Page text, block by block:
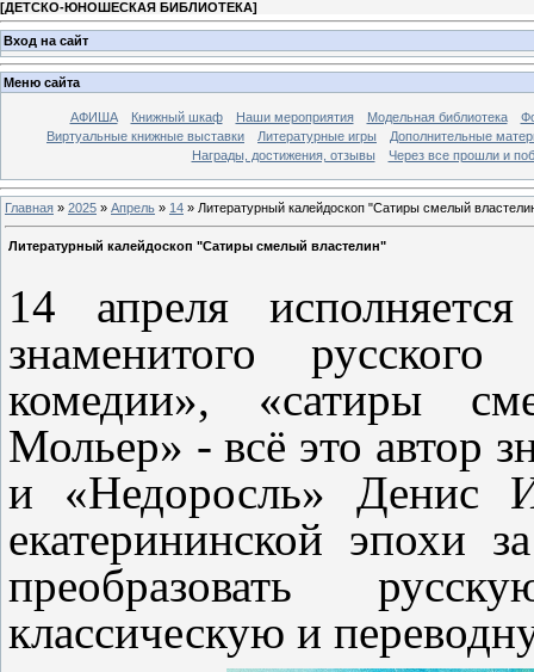
[ДЕТСКО-ЮНОШЕСКАЯ БИБЛИОТЕКА]
Вход на сайт
Меню сайта
АФИША Книжный шкаф Наши мероприятия Модельная библиотека
Виртуальные книжные выставки
Литературные игры
Дополнительные
Награды, достижения, отзывы
Через все прошли и
Главная » 2025 » Апрель » 14 » Литературный калейдоскоп "Сатиры смелый
Литературный калейдоскоп "Сатиры смелый властелин"
14 апреля
знаменитого
комедии», «сатиры
Мольер» - всё это автор
и «Недоросль» Денис
екатерининской эпохи
преобразовать
классическую и